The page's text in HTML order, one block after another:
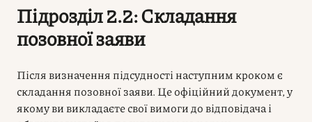
Підрозділ 2.2: Складання
позовної заяви
Після визначення підсудності наступним кроком є
складання позовної заяви. Це офіційний документ, у
якому ви викладаєте свої вимоги до відповідача і